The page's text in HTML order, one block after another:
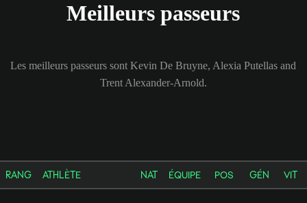
Meilleurs passeurs
Les meilleurs passeurs sont Kevin De Bruyne, Alexia Putellas and
Trent Alexander-Arnold.
RANG ATHLÈTE NAT ÉQUIPE POS GÉN VIT